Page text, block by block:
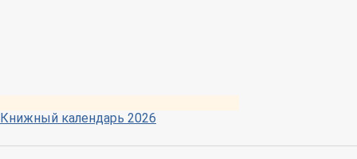
Книжный календарь 2026